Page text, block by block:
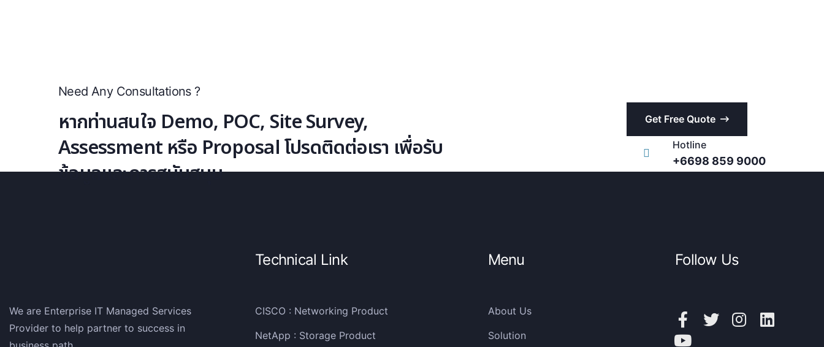
Need Any Consultations ?
หากท่านสนใจ Demo, POC, Site Survey,
Assessment หรือ Proposal โปรดติดต่อเรา เพื่อรับ
ข้อมูลและการสนับสนุน
Get Free Quote
Hotline
+6698 859 9000
We are Enterprise IT Managed Services
Provider to help partner to success in
Technical Link
CISCO : Networking Product
NetApp : Storage Product
Menu
About Us
Solution
Follow Us